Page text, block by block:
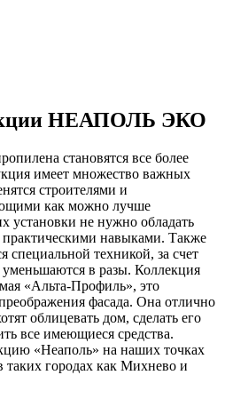
НЕАПОЛЬ ЭКО
становятся все более
имеет множество важных
строителями и
как можно лучше
установки не нужно обладать
навыками. Также
специальной техникой, за счет
уменьшаются в разы. Коллекция
«Альта-Профиль», это
фасада. Она отлично
облицевать дом, сделать его
все имеющиеся средства.
«Неаполь» на наших точках
городах как Михнево и